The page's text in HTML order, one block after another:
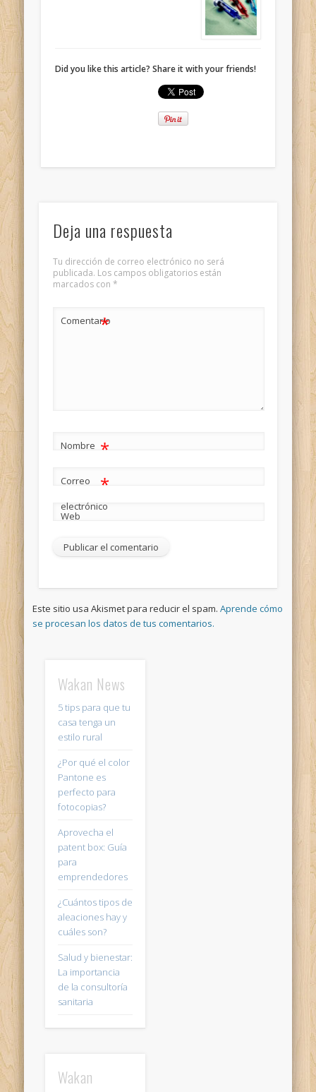
Did you like this article? Share it with your friends!
Deja una respuesta
Tu dirección de correo electrónico no será
publicada. Los campos obligatorios están
marcados con *
Comentario
*
Nombre *
Correo
electrónico
*
Web
Este sitio usa Akismet para reducir el spam.Aprende cómo
se procesan los datos de tus comentarios.
Wakan News
5 tips para que tu
casa tenga un
estilo rural
¿Por qué el color
Pantone es
perfecto para
fotocopias?
Aprovecha el
patent box: Guía
para
emprendedores
¿Cuántos tipos de
aleaciones hay y
cuáles son?
Salud y bienestar:
La importancia
de la consultoría
sanitaria
Wakan